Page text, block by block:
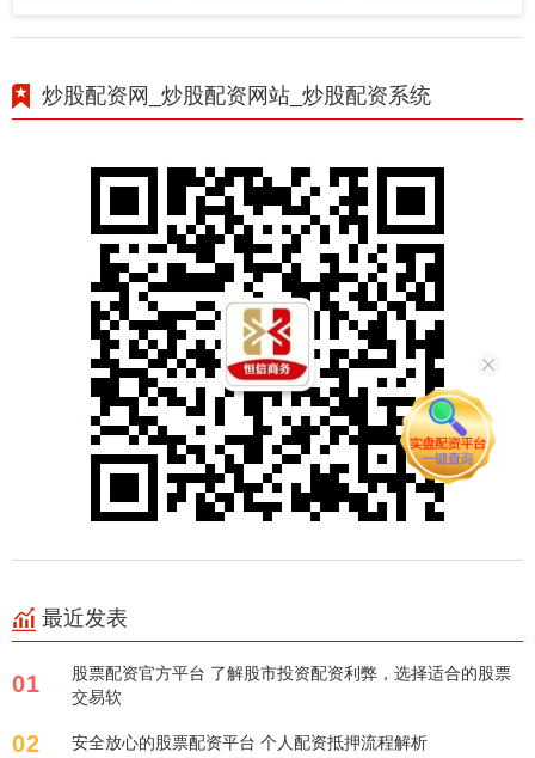
炒股配资网_炒股配资网站_炒股配资系统
最近发表
01
股票配资官方平台 了解股市投资配资利弊，选择适合的股票
交易软
02 安全放心的股票配资平台 个人配资抵押流程解析